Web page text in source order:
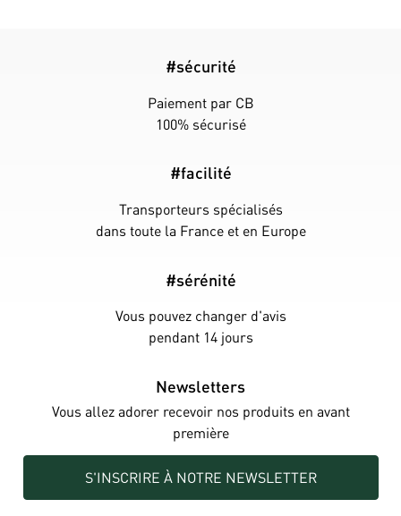
#sécurité
Paiement par CB
100% sécurisé
#facilité
Transporteurs spécialisés
dans toute la France et en Europe
#sérénité
Vous pouvez changer d'avis
pendant 14 jours
Newsletters
Vous allez adorer recevoir nos produits en avant
première
S'INSCRIRE À NOTRE NEWSLETTER